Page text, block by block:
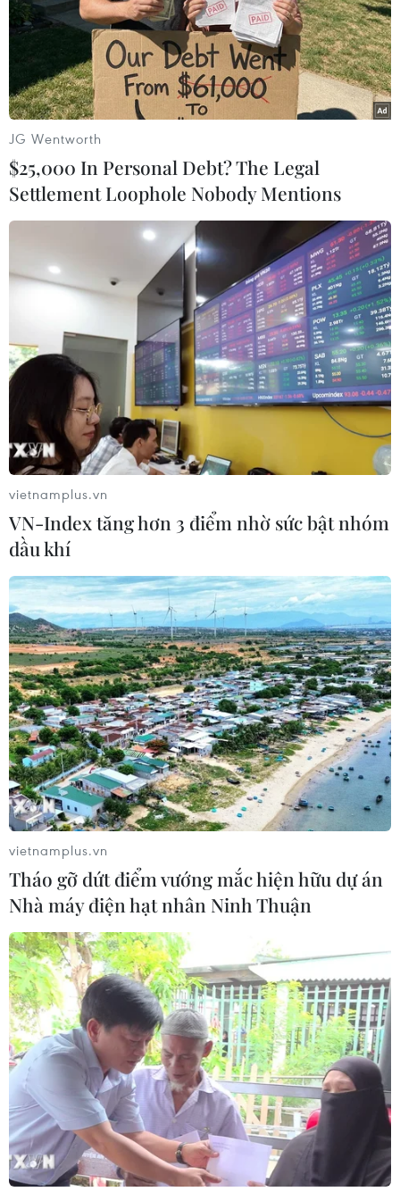
Malaysia bắt giữ lượng ma túy kỷ lục trong
năm 2013
07/01/2014 02:17
Trong năm 2013, cảnh sát Malaysia đã bắt giữ một
lượng ma túy kỷ lục trị giá lên tới 126 triệu USD, tăng 6%
so với năm 2012.
Cần sa sẽ được phép bán công khai tại
New York
05/01/2014 04:35
New York sẽ nới lỏng luật sử dụng cần sa vì mục đích y
tế, những người mắc các căn bệnh đau đớn nghiêm
trọng, hoàn toàn có thể được phép mua cần sa.
Thu giữ gần 4,7kg cocain tại sân bay Tân
Sơn Nhất
JG Wentworth
$25,000 In Personal Debt? The Legal
Settlement Loophole Nobody Mentions
vietnamplus.vn
VN-Index tăng hơn 3 điểm nhờ sức bật nhóm
dầu khí
vietnamplus.vn
Tháo gỡ dứt điểm vướng mắc hiện hữu dự án
Nhà máy điện hạt nhân Ninh Thuận